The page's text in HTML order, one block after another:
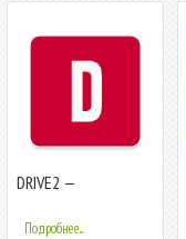
DRIVE2 —
и людей
Подробнее...